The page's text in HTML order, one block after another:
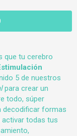
que tu cerebro
5 de nuestros
para crear un
todo, súper
decodificar formas
todas tus